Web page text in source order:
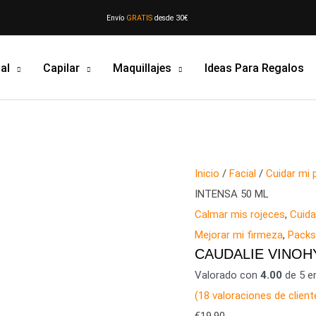
Envío GRATIS desde 30€
Capilar Maquillajes Ideas Para Regalos
Inicio /Facial /Cuidar mi
INTENSA 50 ML
Calmar mis rojeces,
Mejorar mi firmeza,Packs
CAUDALIE
Valorado con4.00 de 5
(18 valoraciones de
CAUDALIE
VINOHYDRA
CREMA
HIDRATACIÓN
INTENSA
50
ML